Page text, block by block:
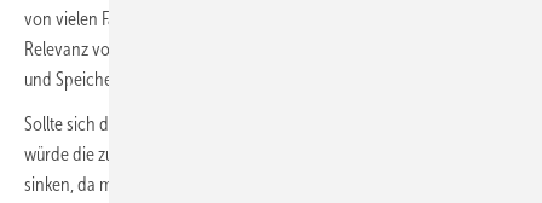
von vielen Faktoren ab. Nur wenige Studien sehen eine große
Relevanz von „Carbon Capture and Storage CCS“, der Abscheidung
und Speicherung Kohlendioxid.
Sollte sich diese Technologie aber in stärkerem Maße durchsetzen,
würde die zukünftige Nachfrage nach Wasserstoff und Derivaten
sinken, da mehr prozessbedingte Restemissionen zugelassen werden